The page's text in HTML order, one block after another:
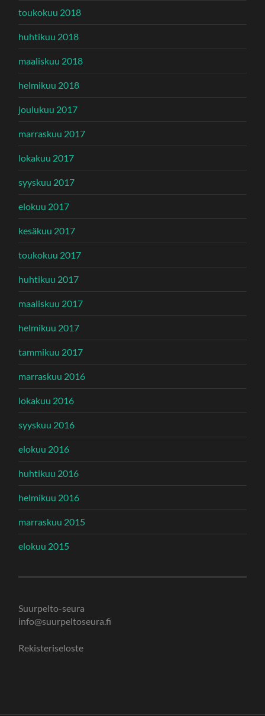
toukokuu 2018
huhtikuu 2018
maaliskuu 2018
helmikuu 2018
joulukuu 2017
marraskuu 2017
lokakuu 2017
syyskuu 2017
elokuu 2017
kesäkuu 2017
toukokuu 2017
huhtikuu 2017
maaliskuu 2017
helmikuu 2017
tammikuu 2017
marraskuu 2016
lokakuu 2016
syyskuu 2016
elokuu 2016
huhtikuu 2016
helmikuu 2016
marraskuu 2015
elokuu 2015
Suurpelto-seura
info@suurpeltoseura.fi
Rekisteriseloste